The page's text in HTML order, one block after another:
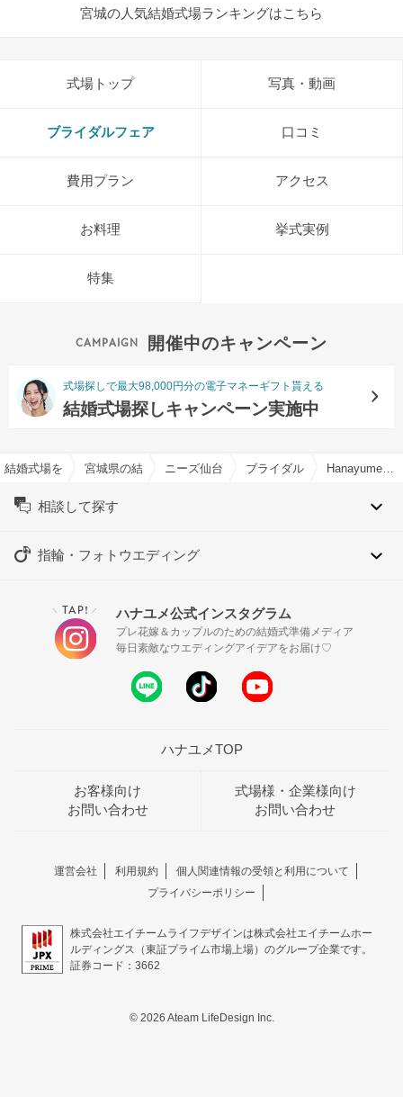
宮城の人気結婚式場ランキングはこちら
式場トップ 写真・動画
ブライダルフェア 口コミ
費用プラン アクセス
お料理 挙式実例
特集
開催中のキャンペーン
式場探しで最大98,000円分の電子マネーギフト貰える
結婚式場探しキャンペーン実施中
結婚式場を探すならハナユメ
宮城県の結婚式場一覧ニーズ仙台 by T&G WEDDING(旧 アーカン
ブライダルフェア一覧 Hanayume限定!!＼今季BIG／駅近*プール付き邸宅×観戦チケット×試食
相談して探す
指輪・フォトウエディング
＼ TAP! ／ ハナユメ公式インスタグラム
プレ花嫁＆カップルのための結婚式準備メディア
毎日素敵なウエディングアイデアをお届け♡
ハナユメTOP
お客様向け
お問い合わせ
式場様・企業様向け
お問い合わせ
運営会社 利用規約
個人関連情報の受領と利用について
プライバシーポリシー
株式会社エイチームライフデザインは株式会社エイチームホー
ルディングス（東証プライム市場上場）のグループ企業です。
証券コード：3662
© 2026 Ateam LifeDesign Inc.